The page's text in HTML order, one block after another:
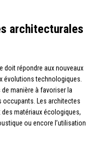
architecturales
doit répondre aux nouveaux
évolutions technologiques.
manière à favoriser la
occupants. Les architectes
matériaux écologiques,
ou encore l’utilisation